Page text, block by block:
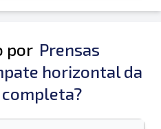
por Prensas
horizontal da